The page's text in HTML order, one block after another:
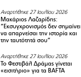
Αναρτήθηκε 27 Ιουλίου 2026
Μακάριος Λαζαρίδης:
“Εκσυγχρονισμός δεν σημαίνει
να απαρνείσαι την ιστορία και
την ταυτότητά σου”
Αναρτήθηκε 27 Ιουλίου 2026
Το Φεστιβάλ Δράμας γίνεται
«εισιτήριο» για τα BAFTA